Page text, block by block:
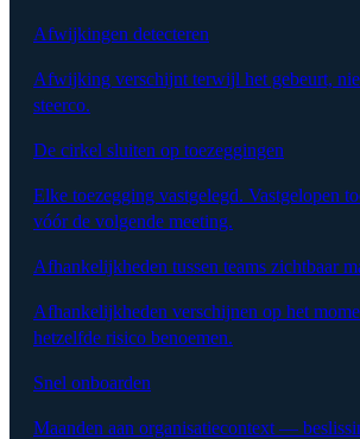
Afwijkingen detecteren
Afwijking verschijnt terwijl het gebeurt,
steerco.
De cirkel sluiten op toezeggingen
Elke toezegging vastgelegd. Vastgelopen
vóór de volgende meeting.
Afhankelijkheden tussen teams zichtbaar
Afhankelijkheden verschijnen op het
hetzelfde risico benoemen.
Snel onboarden
Maanden aan organisatiecontext —